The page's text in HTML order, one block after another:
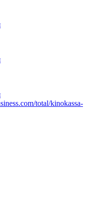
total/kinokassa-